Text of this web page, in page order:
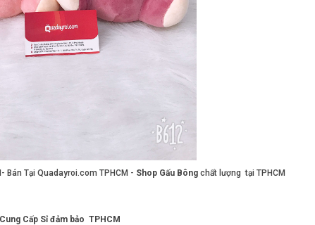
Bán Tại Quadayroi.com TPHCM - Shop Gấu Bông chất lượng tại TPHCM
Cấp Sỉ đảm bảo TPHCM